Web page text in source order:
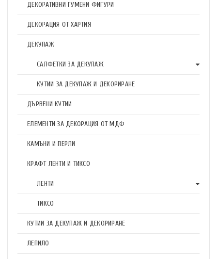
ДЕКОРАТИВНИ ГУМЕНИ ФИГУРИ
ДЕКОРАЦИЯ ОТ ХАРТИЯ
ДЕКУПАЖ
САЛФЕТКИ ЗА ДЕКУПАЖ
КУТИИ ЗА ДЕКУПАЖ И ДЕКОРИРАНЕ
ДЪРВЕНИ КУТИИ
ЕЛЕМЕНТИ ЗА ДЕКОРАЦИЯ ОТ МДФ
КАМЪНИ И ПЕРЛИ
КРАФТ ЛЕНТИ И ТИКСО
ЛЕНТИ
ТИКСО
КУТИИ ЗА ДЕКУПАЖ И ДЕКОРИРАНЕ
ЛЕПИЛО